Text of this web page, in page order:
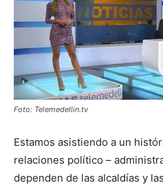
Foto: Telemedellin.tv
Estamos asistiendo a un
relaciones político –
dependen de las alcaldías y